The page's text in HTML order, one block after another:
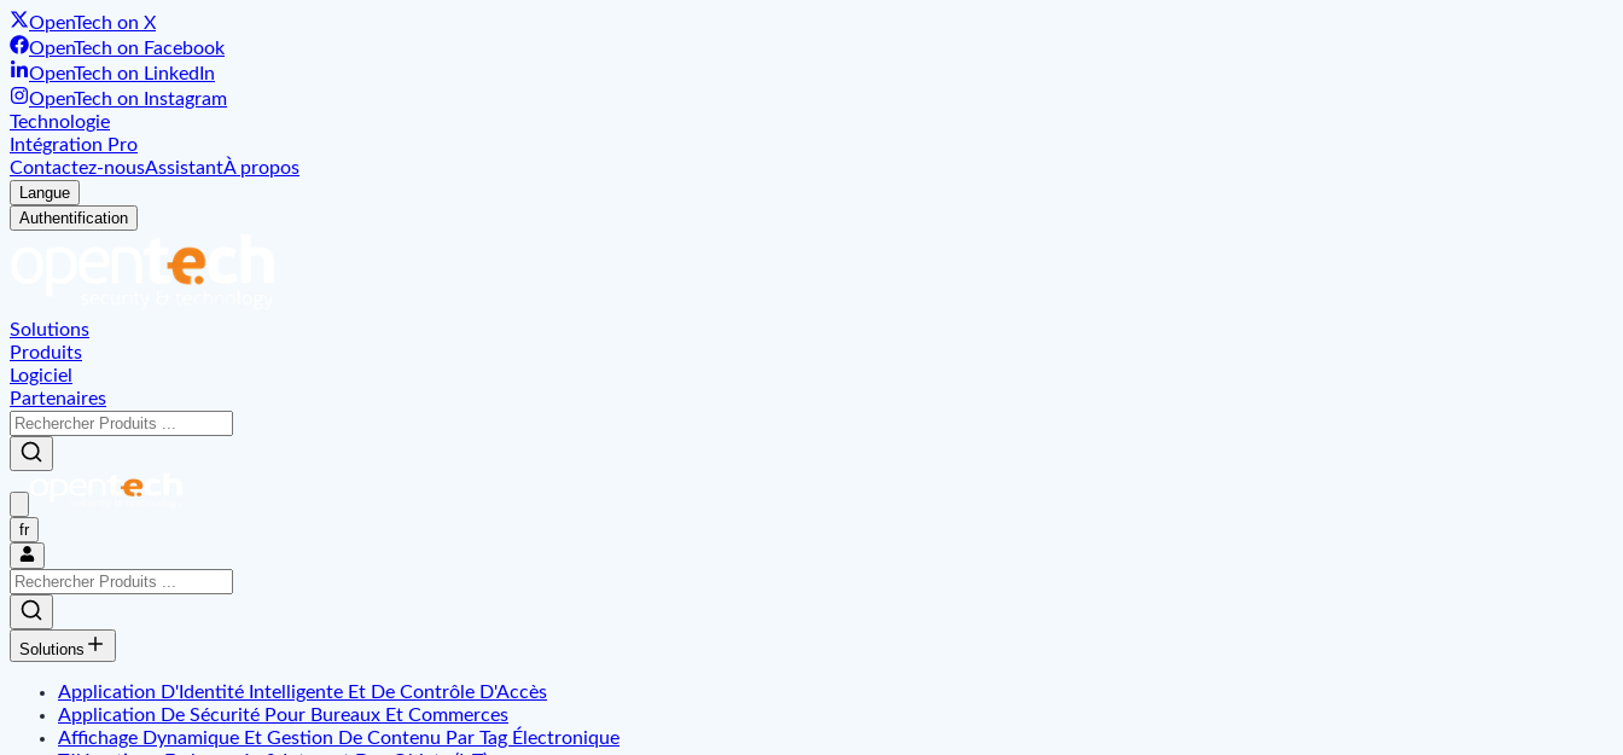
OpenTech on X
OpenTech on Facebook
OpenTech on LinkedIn
OpenTech on Instagram
Technologie
Intégration Pro
Contactez-nousAssistantÀ propos
Langue
Authentification
Solutions
Produits
Logiciel
Partenaires
fr
Solutions
Application D'Identité Intelligente Et De Contrôle D'Accès
Application De Sécurité Pour Bureaux Et Commerces
Affichage Dynamique Et Gestion De Contenu Par Tag Électronique